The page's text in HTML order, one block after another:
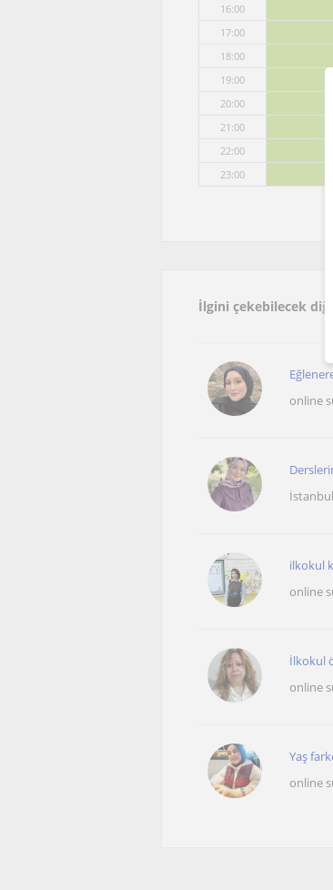
16:00
17:00
18:00
19:00
20:00
21:00
22:00
23:00
İlgini çekebilecek
online
İstanbul
ilkokul
online
İlkokul
online
Yaş
online